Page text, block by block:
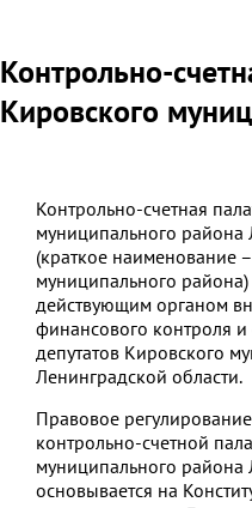
Контрольно-
Кировского
Контрольно-счетная
муниципального района
(краткое наименование
муниципального района)
действующим органом
финансового контроля и
депутатов Кировского
Ленинградской области.
Правовое
контрольно-счетной
муниципального района
основывается на